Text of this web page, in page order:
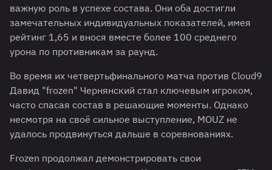
важную роль в успехе состава. Они оба достигли
замечательных индивидуальных показателей, имея
рейтинг 1,65 и внося вместе более 100 среднего
урона по противникам за раунд.
Во время их четвертьфинального матча против Cloud9
Давид "frozen" Чернянский стал ключевым игроком,
часто спасая состав в решающие моменты. Однако
несмотря на своё сильное выступление, MOUZ не
удалось продвинуться дальше в соревнованиях.
Frozen продолжал демонстрировать свои